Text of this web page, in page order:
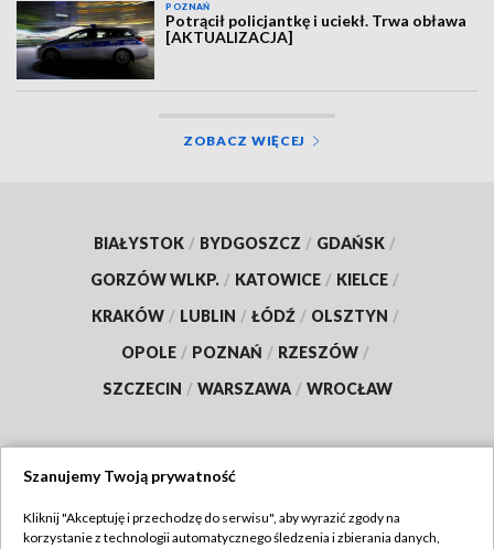
POZNAŃ
Potrącił policjantkę i uciekł. Trwa obława
[AKTUALIZACJA]
ZOBACZ WIĘCEJ
BIAŁYSTOK / BYDGOSZCZ / GDAŃSK /
GORZÓW WLKP. / KATOWICE / KIELCE /
KRAKÓW / LUBLIN / ŁÓDŹ / OLSZTYN /
OPOLE / POZNAŃ / RZESZÓW /
SZCZECIN / WARSZAWA / WROCŁAW
TVP
Szanujemy Twoją prywatność
Kliknij "Akceptuję i przechodzę do serwisu", aby wyrazić zgody na
korzystanie z technologii automatycznego śledzenia i zbierania danych,